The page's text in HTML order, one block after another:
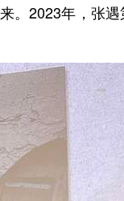
。2023年，张